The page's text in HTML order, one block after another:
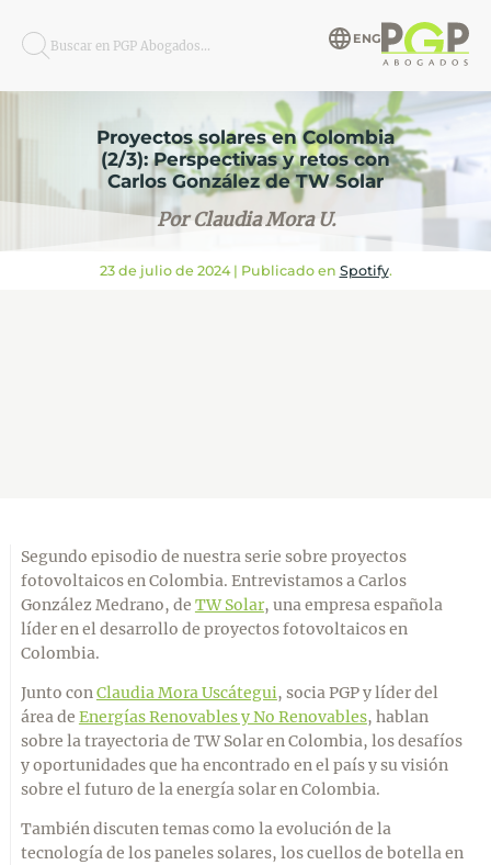
Buscar en PGP Abogados... ENG
Proyectos solares en Colombia
(2/3): Perspectivas y retos con
Carlos González de TW Solar
Por Claudia Mora U.
23 de julio de 2024| Publicado en Spotify.
Segundo episodio de nuestra serie sobre proyectos
fotovoltaicos en Colombia. Entrevistamos a Carlos
González Medrano, de TW Solar, una empresa española
líder en el desarrollo de proyectos fotovoltaicos en
Colombia.
Junto conClaudia Mora Uscátegui, socia PGP y líder del
área de Energías Renovables y No Renovables, hablan
sobre la trayectoria de TW Solar en Colombia, los desafíos
y oportunidades que ha encontrado en el país y su visión
sobre el futuro de la energía solar en Colombia.
También discuten temas como la evolución de la
tecnología de los paneles solares, los cuellos de botella en